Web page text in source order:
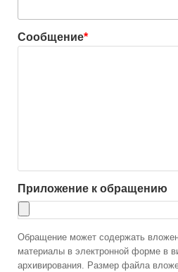
Сообщение*
Приложение к обращению
Обращение может содержать
материалы в электронной форме в
архивирования. Размер файла